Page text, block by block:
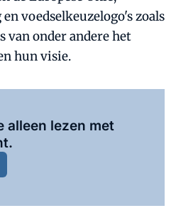
voedselkeuzelogo's zoals
van onder andere het
hun visie.
alleen lezen met